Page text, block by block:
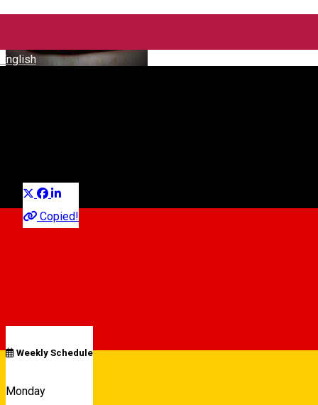
English
Copied!
09:00 - 13:00
Weekly Schedule
Monday
Marasesti, nr.9, Sibiu, Romania, 550337